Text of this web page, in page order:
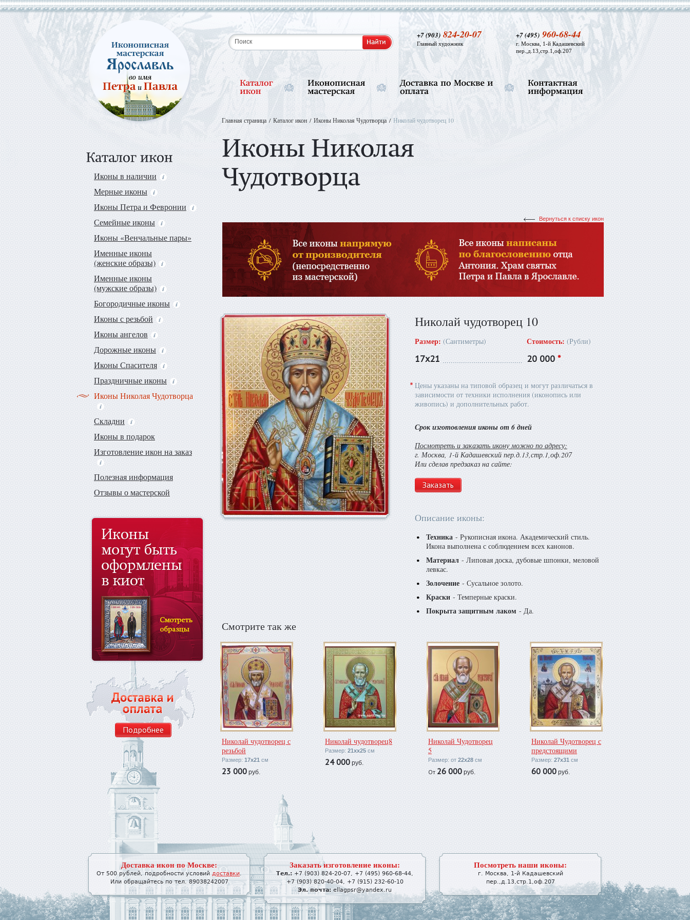
+7 (495)960-68-44
г. Москва, 1-й Кадашевский
пер.,д.13,стр.1,оф.207
+7 (903)824-20-07
Главный художник
Иконы в наличии
Мерные иконы
Иконы Петра и Февронии
Семейные иконы
Иконы «Венчальные пары»
Именные иконы
(женские образы)
Именные иконы
(мужские образы)
Богородичные иконы
Иконы с резьбой
Иконы ангелов
Дорожные иконы
Иконы Спасителя
Праздничные иконы
Иконы Николая Чудотворца
Складни
Иконы в подарок
Изготовление икон на заказ
Полезная информация
Отзывы о мастерской
Подробнее
Главная страница Каталог икон Иконы Николая Чудотворца Николай чудотворец 10
Вернуться к списку икон
Николай чудотворец 10
Размер: (Сантиметры) Стоимость: (Рубли)
17х21 20 000 *
* Цены указаны на типовой образец и могут различаться в
зависимости от техники исполнения (иконопись или
живопись) и дополнительных работ.
Срок изготовления иконы от 6 дней
Посмотреть и заказать икону можно по адресу:
г. Москва, 1-й Кадашевский пер.д.13,стр.1,оф.207
Или сделав предзаказ на сайте:
Заказать
Описание иконы:
Техника - Рукописная икона. Академический стиль.
Икона выполнена с соблюдением всех канонов.
Материал - Липовая доска, дубовые шпонки, меловой
левкас.
Золочение - Сусальное золото.
Краски - Темперные краски.
Покрыта защитным лаком - Да.
Смотрите так же
Николай чудотворец с
резьбой
Размер: 17х21 см
23 000 руб.
Николай чудотворец8
Размер: 21хх25 см
24 000 руб.
Николай Чудотворец
5
Размер: от 22х28 см
От 26 000 руб.
Николай Чудотворец с
предстоящими
Размер: 27х31 см
60 000 руб.
Доставка икон по Москве:
От 500 рублей, подробности условийдоставки.
Или обращайтесь по тел. 89038242007
Заказать изготовление иконы:
Тел.: +7 (903) 824-20-07, +7 (495) 960-68-44,
+7 (903) 820-40-04, +7 (915) 232-60-10
Эл. почта: ellagpsr@yandex.ru
Посмотреть наши иконы:
г. Москва, 1-й Кадашевский
пер.,д.13,стр.1,оф.207